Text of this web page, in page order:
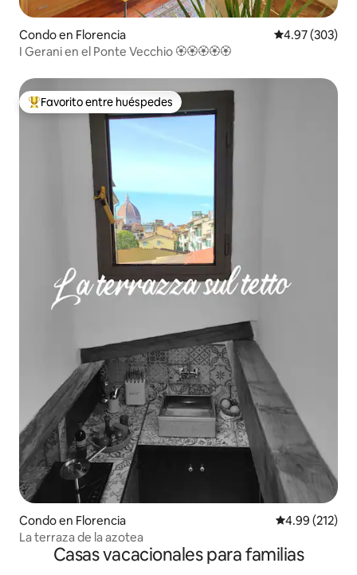
Condo en Florencia Calificación
4.97 (303)
I Gerani en el Ponte Vecchio 🏵🏵🏵🏵🏵
Favorito entre huéspedes preferido
Favorito entre huéspedes
Condo en Florencia Calificación
4.99 (212)
La terraza de la azotea
Casas vacacionales para familias